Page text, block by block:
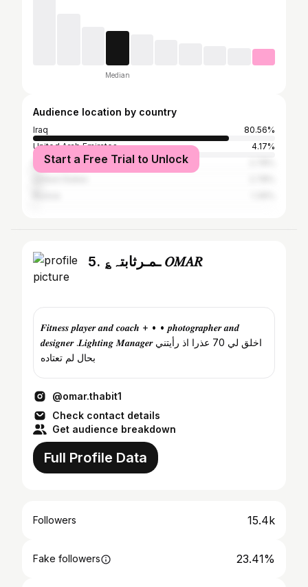
Median
Audience location by country
Iraq
80.56%
United Arab Emirates
4.17%
Egypt
Start a Free Trial to Unlock
5. ؏ـمـرثابتہ 𝑂𝑀𝐴𝑅
𝑭𝒊𝒕𝒏𝒆𝒔𝒔 𝒑𝒍𝒂𝒚𝒆𝒓 𝒂𝒏𝒅 𝒄𝒐𝒂𝒄𝒉 + • • 𝒑𝒉𝒐𝒕𝒐𝒈𝒓𝒂𝒑𝒉𝒆𝒓 𝒂𝒏𝒅
𝒅𝒆𝒔𝒊𝒈𝒏𝒆𝒓 .𝑳𝒊𝒈𝒉𝒕𝒊𝒏𝒈 𝑴𝒂𝒏𝒂𝒈𝒆𝒓 اخلق لي 70 عذرا اذ رأيتني
بحال لم تعتاده
@omar.thabit1
Check contact details
Get audience breakdown
Full Profile Data
Followers 15.4k
Fake followers 23.41%